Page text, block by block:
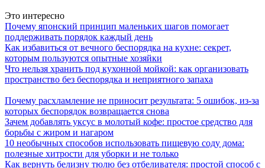
Это интересно
Почему японский принцип маленьких шагов помогает
поддерживать порядок каждый день
Как избавиться от вечного беспорядка на кухне: секрет,
которым пользуются опытные хозяйки
Что нельзя хранить под кухонной мойкой: как организовать
пространство без беспорядка и неприятного запаха
Почему расхламление не приносит результата: 5 ошибок, из-за
которых беспорядок возвращается снова
Зачем добавлять уксус в молотый кофе: простое средство для
борьбы с жиром и нагаром
10 необычных способов использовать пищевую соду дома:
полезные хитрости для уборки и не только
Как вернуть белизну тюлю без отбеливателя: простой способ с